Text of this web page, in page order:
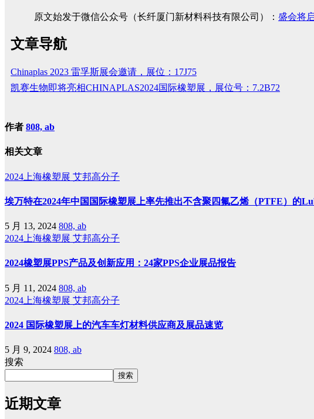
原文始发于微信公众号（长纤厦门新材料科技有限公司）： 盛会将
文章导航
Chinaplas 2023 雷孚斯展会邀请，展位：17J75
凯赛生物即将亮相CHINAPLAS2024国际橡塑展，展位号：7.2B72
作者 808, ab
相关文章
2024上海橡塑展 艾邦高分子
埃万特在2024年中国国际橡塑展上率先推出不含聚四氟乙烯（PTFE）的
5 月 13, 2024 808, ab
2024上海橡塑展 艾邦高分子
2024橡塑展PPS产品及创新应用：24家PPS企业展品报告
5 月 11, 2024 808, ab
2024上海橡塑展 艾邦高分子
2024 国际橡塑展上的汽车车灯材料供应商及展品速览
5 月 9, 2024 808, ab
搜索
搜索
近期文章